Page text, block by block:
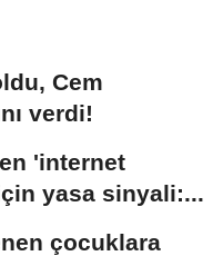
Cem
verdi!
'internet
yasa sinyali:...
çocuklara